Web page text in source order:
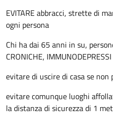
EVITARE abbracci, strette di
ogni persona
Chi ha dai 65 anni in su,
CRONICHE,
evitare di uscire di casa se non
evitare comunque luoghi
la distanza di sicurezza di 1